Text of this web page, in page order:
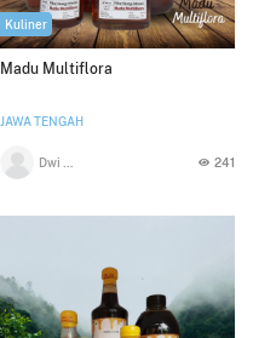
Kuliner
Madu Multiflora
JAWA TENGAH
241